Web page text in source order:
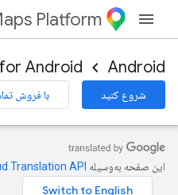
Platform
Android
Android
شروع کنید با فروش
این صفحه به‌وسیله